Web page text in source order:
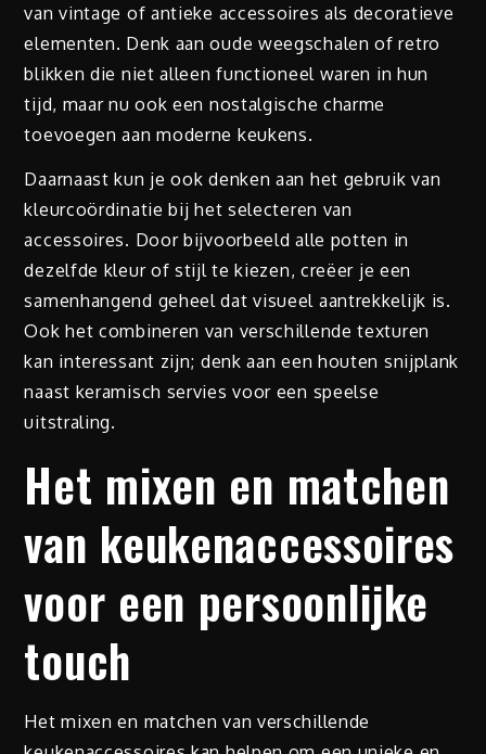
van vintage of antieke accessoires als decoratieve
elementen. Denk aan oude weegschalen of retro
blikken die niet alleen functioneel waren in hun
tijd, maar nu ook een nostalgische charme
toevoegen aan moderne keukens.
Daarnaast kun je ook denken aan het gebruik van
kleurcoördinatie bij het selecteren van
accessoires. Door bijvoorbeeld alle potten in
dezelfde kleur of stijl te kiezen, creëer je een
samenhangend geheel dat visueel aantrekkelijk is.
Ook het combineren van verschillende texturen
kan interessant zijn; denk aan een houten snijplank
naast keramisch servies voor een speelse
uitstraling.
Het mixen en matchen
van keukenaccessoires
voor een persoonlijke
touch
Het mixen en matchen van verschillende